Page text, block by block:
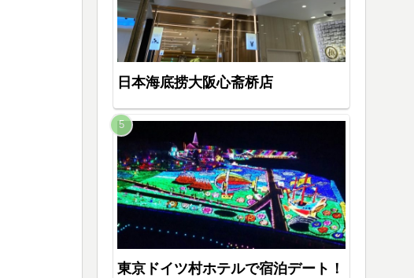
日本海底捞大阪心斋桥店
東京ドイツ村ホテルで宿泊デート！